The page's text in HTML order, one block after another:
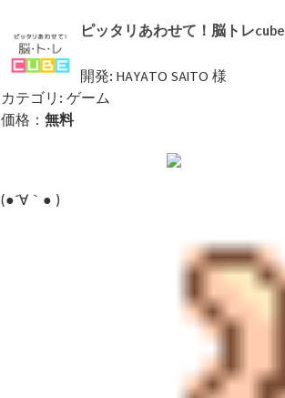
ピッタリあわせて！脳トレcube
開発: HAYATO SAITO 様
カテゴリ: ゲーム
価格： 無料
(●´∀｀● )